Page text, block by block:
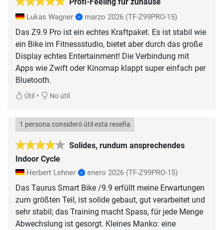
Lukas Wagner marzo 2026 (TF-Z99PRO-15)
Das Z9.9 Pro ist ein echtes Kraftpaket. Es ist stabil wie
ein Bike im Fitnessstudio, bietet aber durch das große
Display echtes Entertainment! Die Verbindung mit
Apps wie Zwift oder Kinomap klappt super einfach per
Bluetooth.
Útil • No útil
Solides, rundum ansprechendes
Indoor Cycle
1 persona consideró útil esta reseña
Herbert Lehner enero 2026 (TF-Z99PRO-15)
Das Taurus Smart Bike /9.9 erfüllt meine Erwartungen
zum größten Teil, ist solide gebaut, gut verarbeitet und
sehr stabil; das Training macht Spass, für jede Menge
Abwechslung ist gesorgt. Kleines Manko: eine